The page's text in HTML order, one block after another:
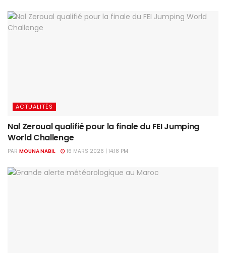
ACTUALITÉS
Nal Zeroual qualifié pour la finale du FEI Jumping
World Challenge
PAR MOUNA NABIL 16 MARS 2026 | 14:18 PM